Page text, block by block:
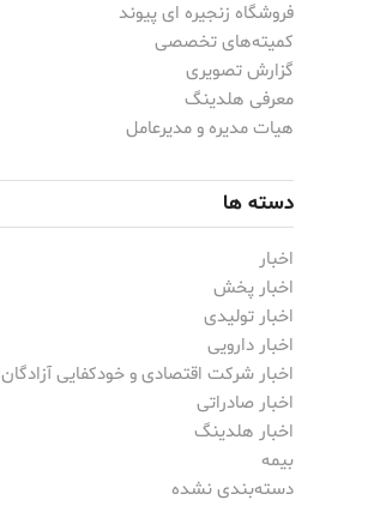
فروشگاه زنجیره ای پیوند
کمیته‌های تخصصی
گزارش تصویری
معرفی هلدینگ
هیات مدیره و مدیرعامل
دسته ها
اخبار
اخبار پخش
اخبار تولیدی
اخبار دارویی
اخبار شرکت اقتصادی و خودکفایی آزادگان
اخبار صادراتی
اخبار هلدینگ
بیمه
دسته‌بندی نشده